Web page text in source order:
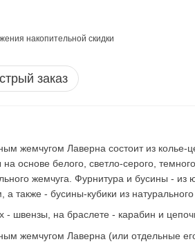
накопительной скидки
заказ
жемчугом Лаверна состоит из колье-
основе белого, светло-серого,
жемчуга. Фурнитура и бусины - из
также - бусины-кубики из натурального
- швензы, на браслете - карабин и
жемчугом Лаверна (или отдельные